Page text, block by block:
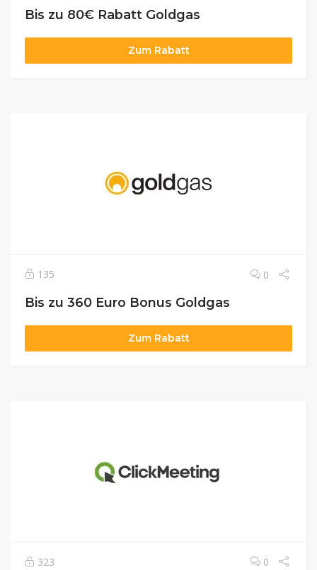
Bis zu 80€ Rabatt Goldgas
Zum Rabatt
135 0
Bis zu 360 Euro Bonus Goldgas
Zum Rabatt
323 0